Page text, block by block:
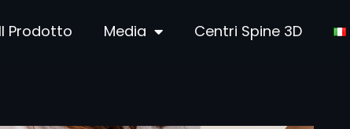
Prodotto Media Centri Spine 3D